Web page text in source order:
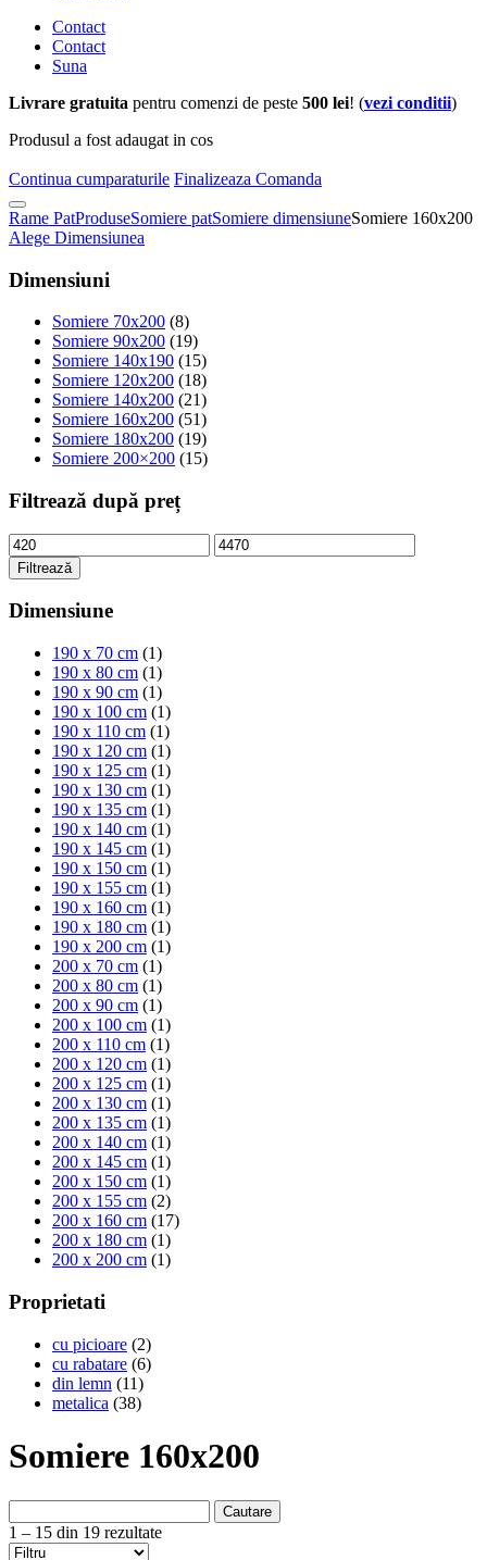
Contact
Contact
Suna
Livrare gratuita pentru comenzi de peste 500 lei! (vezi conditii)
Produsul a fost adaugat in cos
Continua cumparaturile Finalizeaza Comanda
Rame PatProduseSomiere patSomiere dimensiuneSomiere 160x200
Alege Dimensiunea
Dimensiuni
Somiere 70x200 (8)
Somiere 90x200 (19)
Somiere 140x190 (15)
Somiere 120x200 (18)
Somiere 140x200 (21)
Somiere 160x200 (51)
Somiere 180x200 (19)
Somiere 200×200 (15)
Filtrează după preț
Filtrează
Dimensiune
190 x 70 cm (1)
190 x 80 cm (1)
190 x 90 cm (1)
190 x 100 cm (1)
190 x 110 cm (1)
190 x 120 cm (1)
190 x 125 cm (1)
190 x 130 cm (1)
190 x 135 cm (1)
190 x 140 cm (1)
190 x 145 cm (1)
190 x 150 cm (1)
190 x 155 cm (1)
190 x 160 cm (1)
190 x 180 cm (1)
190 x 200 cm (1)
200 x 70 cm (1)
200 x 80 cm (1)
200 x 90 cm (1)
200 x 100 cm (1)
200 x 110 cm (1)
200 x 120 cm (1)
200 x 125 cm (1)
200 x 130 cm (1)
200 x 135 cm (1)
200 x 140 cm (1)
200 x 145 cm (1)
200 x 150 cm (1)
200 x 155 cm (2)
200 x 160 cm (17)
200 x 180 cm (1)
200 x 200 cm (1)
Proprietati
cu picioare (2)
cu rabatare (6)
din lemn (11)
metalica (38)
Somiere 160x200
Cautare
1 – 15 din 19 rezultate